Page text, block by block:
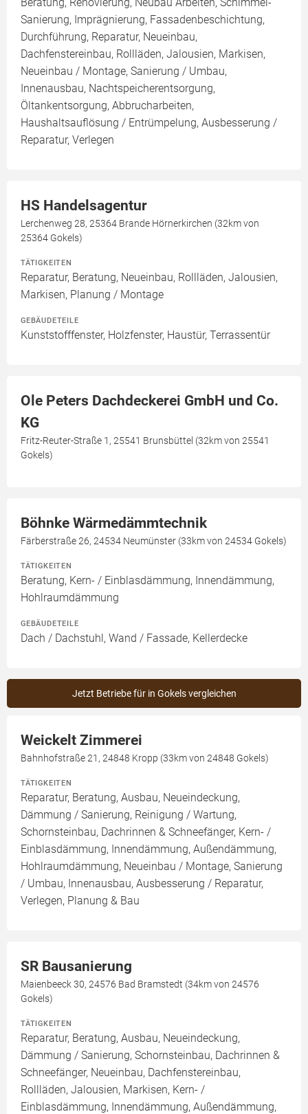
Sanierung, Imprägnierung, Fassadenbeschichtung,
Durchführung, Reparatur, Neueinbau,
Dachfenstereinbau, Rollläden, Jalousien, Markisen,
Neueinbau / Montage, Sanierung / Umbau,
Innenausbau, Nachtspeicherentsorgung,
Öltankentsorgung, Abbrucharbeiten,
Haushaltsauflösung / Entrümpelung, Ausbesserung /
Reparatur, Verlegen
HS Handelsagentur
Lerchenweg 28, 25364 Brande Hörnerkirchen (32km von
25364 Gokels)
TÄTIGKEITEN
Reparatur, Beratung, Neueinbau, Rollläden, Jalousien,
Markisen, Planung / Montage
GEBÄUDETEILE
Kunststofffenster, Holzfenster, Haustür, Terrassentür
Ole Peters Dachdeckerei GmbH und Co.
KG
Fritz-Reuter-Straße 1, 25541 Brunsbüttel (32km von 25541
Gokels)
Böhnke Wärmedämmtechnik
Färberstraße 26, 24534 Neumünster (33km von 24534 Gokels)
TÄTIGKEITEN
Beratung, Kern- / Einblasdämmung, Innendämmung,
Hohlraumdämmung
GEBÄUDETEILE
Dach / Dachstuhl, Wand / Fassade, Kellerdecke
Jetzt Betriebe für in Gokels vergleichen
Weickelt Zimmerei
Bahnhofstraße 21, 24848 Kropp (33km von 24848 Gokels)
TÄTIGKEITEN
Reparatur, Beratung, Ausbau, Neueindeckung,
Dämmung / Sanierung, Reinigung / Wartung,
Schornsteinbau, Dachrinnen & Schneefänger, Kern- /
Einblasdämmung, Innendämmung, Außendämmung,
Hohlraumdämmung, Neueinbau / Montage, Sanierung
/ Umbau, Innenausbau, Ausbesserung / Reparatur,
Verlegen, Planung & Bau
SR Bausanierung
Maienbeeck 30, 24576 Bad Bramstedt (34km von 24576
Gokels)
TÄTIGKEITEN
Reparatur, Beratung, Ausbau, Neueindeckung,
Dämmung / Sanierung, Schornsteinbau, Dachrinnen &
Schneefänger, Neueinbau, Dachfenstereinbau,
Rollläden, Jalousien, Markisen, Kern- /
Einblasdämmung, Innendämmung, Außendämmung,